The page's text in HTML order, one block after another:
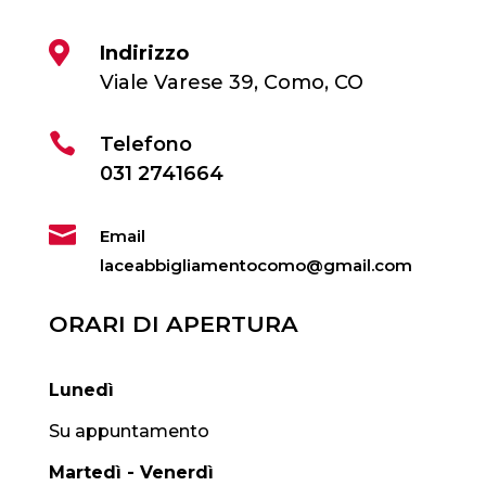

Indirizzo
Viale Varese 39, Como, CO

Telefono
031 2741664

Email
laceabbigliamentocomo@gmail.com
ORARI DI APERTURA
Lunedì
Su appuntamento
Martedì - Venerdì